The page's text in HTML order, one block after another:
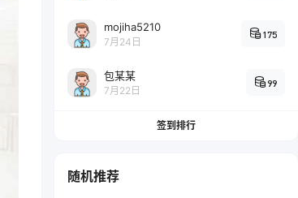
mojiha5210
7月24日
175
包某某
7月22日
99
签到排行
随机推荐